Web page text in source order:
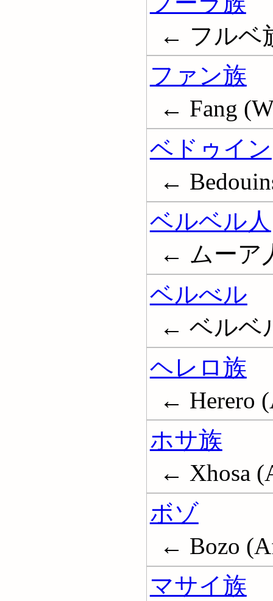
← フルベ
ファン族
← Fang
ベドゥイン
←
ベルベル人
← ムーア
ベルべル
← ベルベ
ヘレロ族
← Herero
ホサ族
← Xhosa
ボゾ
← Bozo
マサイ族